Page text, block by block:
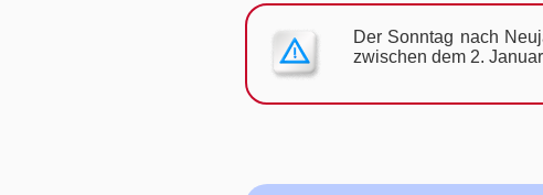
Der Sonntag nach
zwischen dem 2.